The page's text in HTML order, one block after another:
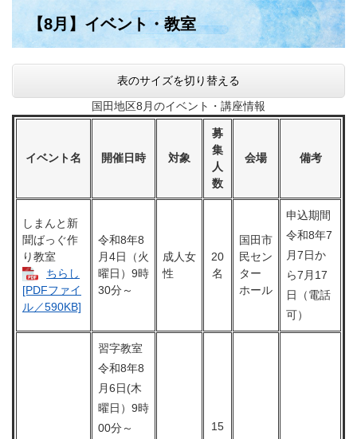
【8月】イベント・教室
表のサイズを切り替える
国田地区8月のイベント・講座情報
イベント名 開催日時 対象
募
集
人
数
会場 備考
しまんと新
聞ばっぐ作
り教室
ちらし
[PDFファイ
ル／590KB]
令和8年8
月4日（火
曜日）9時
30分～
成人女
性
20
名
国田市
民セン
ター
ホール
申込期間
令和8年7
月7日か
ら7月17
日（電話
可）
習字教室
令和8年8
月6日(木
曜日）9時
00分～
15